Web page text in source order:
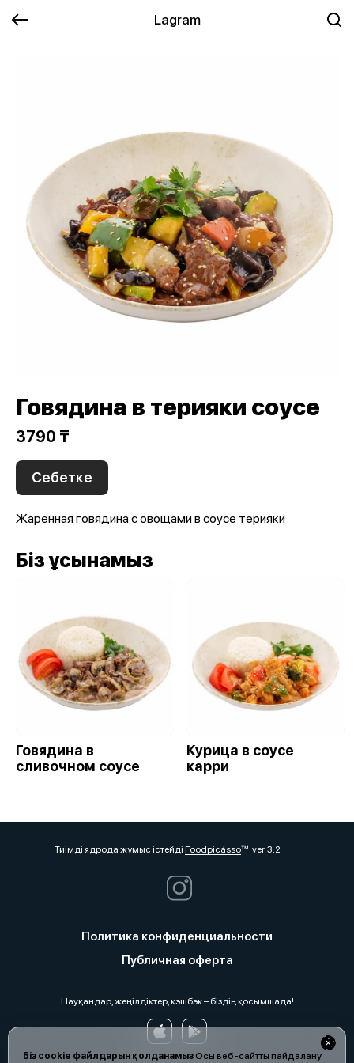
Lagram
Біз cookie файлдарын қолданамызОсы веб-сайтты пайдалану
Говядина в терияки соусе
3790 ₸
Себетке
Жаренная говядина с овощами в соусе терияки
Біз ұсынамыз
Говядина в
сливочном соусе
Курица в соусе
карри
Тиімді ядрода жұмыс істейді Foodpicássover. 3.2
Политика конфиденциальности
Публичная оферта
Науқандар, жеңілдіктер, кэшбэк – біздің қосымшада!